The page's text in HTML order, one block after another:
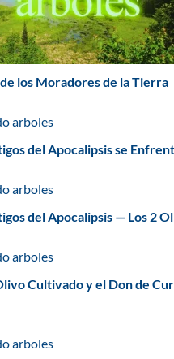
de los Moradores de la Tierra
del Apocalipsis se
del Apocalipsis — Los 2
Cultivado y el Don de